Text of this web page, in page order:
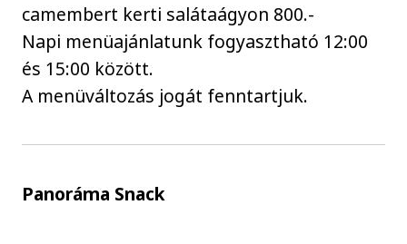
camembert kerti salátaágyon 800.-
Napi menüajánlatunk fogyasztható 12:00
és 15:00 között.
A menüváltozás jogát fenntartjuk.
Panoráma Snack